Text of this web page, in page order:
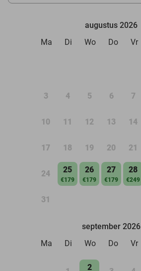
augustus 2026
Ma
Di Wo Do Vr
3 4 5 6 7
10 11 12 13 14
17 18 19 20 21
24 25
€179
26
€179
27
€179
28
€249
31
september 2026
Ma
Di Wo Do Vr
2